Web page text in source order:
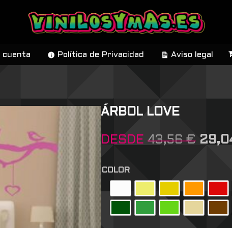
cuenta Política de Privacidad Aviso legal
ÁRBOL LOVE
DESDE 43,56€
COLOR